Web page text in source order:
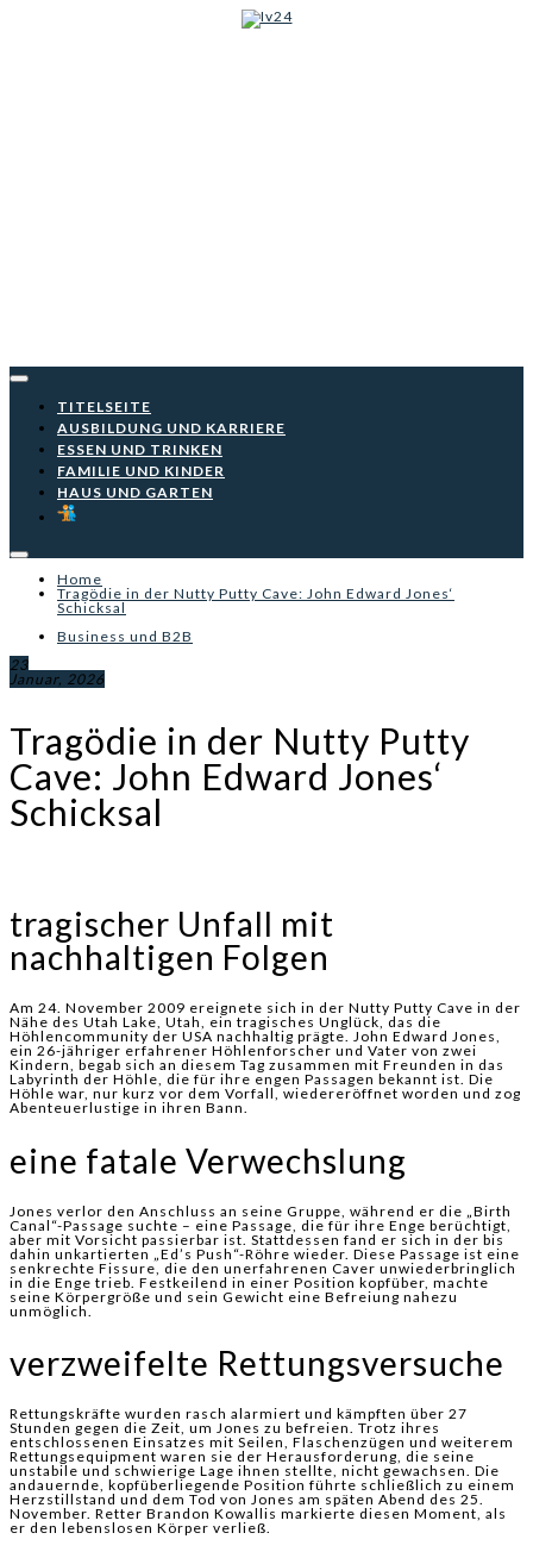
Iv24
TITELSEITE
AUSBILDUNG UND KARRIERE
ESSEN UND TRINKEN
FAMILIE UND KINDER
HAUS UND GARTEN
Home
Tragödie in der Nutty Putty Cave: John Edward Jones‘
Schicksal
Business und B2B
23
Januar, 2026
Tragödie in der Nutty Putty
Cave: John Edward Jones‘
Schicksal
tragischer Unfall mit
nachhaltigen Folgen
Am 24. November 2009 ereignete sich in der Nutty Putty Cave in der
Nähe des Utah Lake, Utah, ein tragisches Unglück, das die
Höhlencommunity der USA nachhaltig prägte. John Edward Jones,
ein 26-jähriger erfahrener Höhlenforscher und Vater von zwei
Kindern, begab sich an diesem Tag zusammen mit Freunden in das
Labyrinth der Höhle, die für ihre engen Passagen bekannt ist. Die
Höhle war, nur kurz vor dem Vorfall, wiedereröffnet worden und zog
Abenteuerlustige in ihren Bann.
eine fatale Verwechslung
Jones verlor den Anschluss an seine Gruppe, während er die „Birth
Canal“-Passage suchte – eine Passage, die für ihre Enge berüchtigt,
aber mit Vorsicht passierbar ist. Stattdessen fand er sich in der bis
dahin unkartierten „Ed’s Push“-Röhre wieder. Diese Passage ist eine
senkrechte Fissure, die den unerfahrenen Caver unwiederbringlich
in die Enge trieb. Festkeilend in einer Position kopfüber, machte
seine Körpergröße und sein Gewicht eine Befreiung nahezu
unmöglich.
verzweifelte Rettungsversuche
Rettungskräfte wurden rasch alarmiert und kämpften über 27
Stunden gegen die Zeit, um Jones zu befreien. Trotz ihres
entschlossenen Einsatzes mit Seilen, Flaschenzügen und weiterem
Rettungsequipment waren sie der Herausforderung, die seine
unstabile und schwierige Lage ihnen stellte, nicht gewachsen. Die
andauernde, kopfüberliegende Position führte schließlich zu einem
Herzstillstand und dem Tod von Jones am späten Abend des 25.
November. Retter Brandon Kowallis markierte diesen Moment, als
er den lebenslosen Körper verließ.